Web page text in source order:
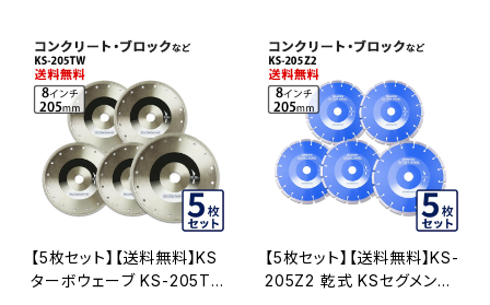
ンドカッター 刃 ダイヤセグ
メント KS-205Z2-03
【5枚セット】【送料無料】KS
ターボウェーブ KS-205T
【5枚セット】【送料無料】KS-
205Z2 乾式 KSセグメント